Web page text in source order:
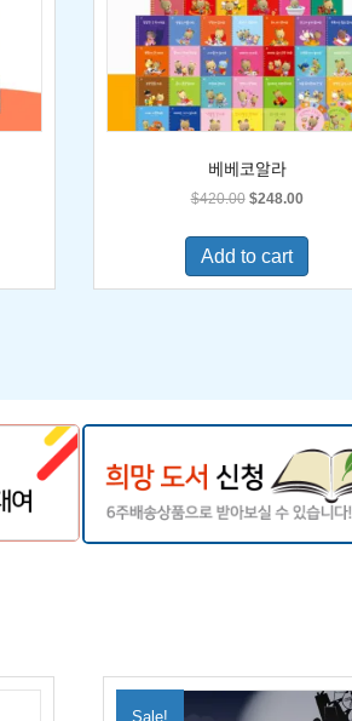
베베코알라
$420.00 Original
was:
$420.00.
$248.00Current
is:
Add to cart
Sale!